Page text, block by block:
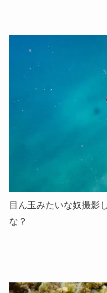
目ん玉みたいな奴撮影
な？